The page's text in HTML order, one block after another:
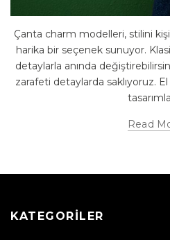
Çanta charm modelleri, stilini
harika bir seçenek sunuyor.
detaylarla anında
zarafeti detaylarda saklıyoruz. El
Read
KATEGORILER